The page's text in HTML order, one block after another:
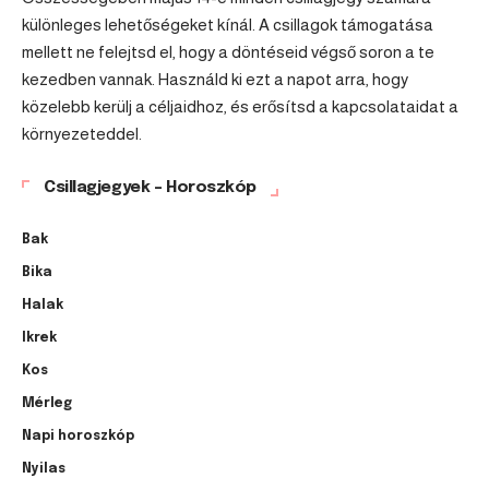
különleges lehetőségeket kínál. A csillagok támogatása
mellett ne felejtsd el, hogy a döntéseid végső soron a te
kezedben vannak. Használd ki ezt a napot arra, hogy
közelebb kerülj a céljaidhoz, és erősítsd a kapcsolataidat a
környezeteddel.
Csillagjegyek – Horoszkóp
Bak
Bika
Halak
Ikrek
Kos
Mérleg
Napi horoszkóp
Nyilas